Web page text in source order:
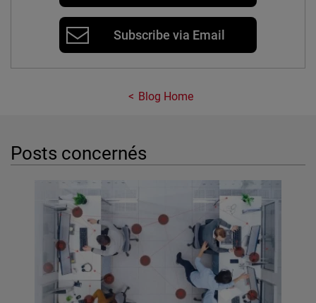
Subscribe via Email
Blog Home
Posts concernés